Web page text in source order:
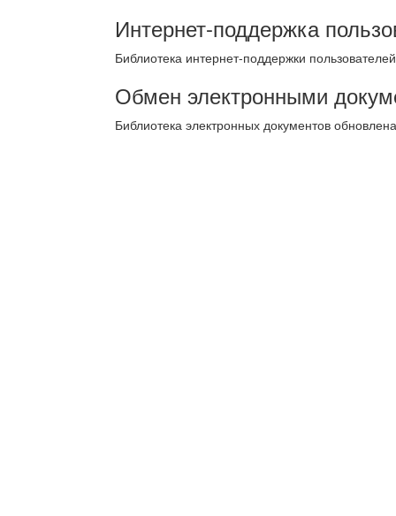
Интернет-поддержка
Библиотека интернет-поддержки
Обмен электронными
Библиотека электронных документов